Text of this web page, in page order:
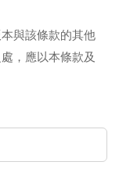
與該條款的其他
，應以本條款及